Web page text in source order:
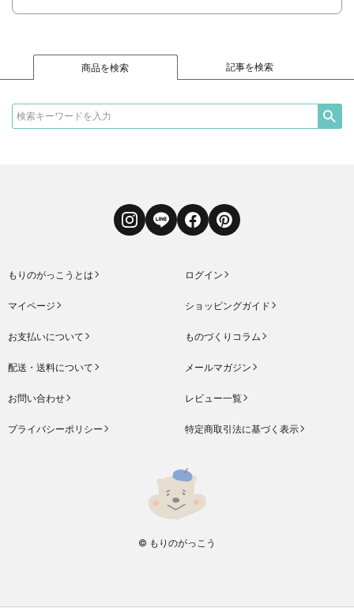
商品を検索 記事を検索
InstagramLINE FacebookPinterest
もりのがっこうとは ログイン
マイページ ショッピングガイド
お支払いについて ものづくりコラム
配送・送料について メールマガジン
お問い合わせ レビュー一覧
プライバシーポリシー 特定商取引法に基づく表示
© もりのがっこう